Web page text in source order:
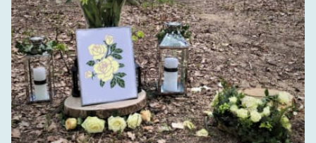
Kosten einer Feuerbestattung in Grieskirchen
Baumbestattung in Grieskirchen
Kosten einer Baumbestattung in Grieskirchen
Donaubestattung bzw. Seebestattung in
Grieskirchen und Umgebung
Kosten einer Donaubestattung in Grieskirchen
Sozialbestattung oder Armenbegräbnis in